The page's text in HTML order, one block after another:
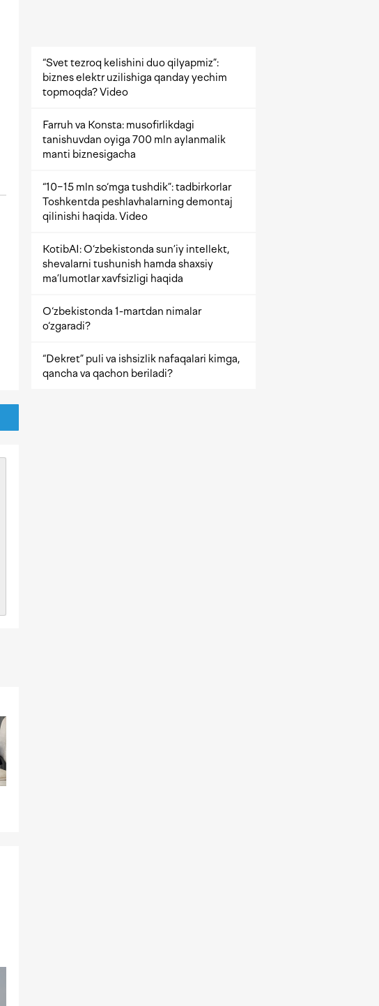
“Svet tezroq kelishini duo qilyapmiz”:
biznes elektr uzilishiga qanday yechim
topmoqda? Video
Farruh va Konsta: musofirlikdagi
tanishuvdan oyiga 700 mln aylanmalik
manti biznesigacha
“10−15 mln so‘mga tushdik”: tadbirkorlar
Toshkentda peshlavhalarning demontaj
qilinishi haqida. Video
KotibAI: O‘zbekistonda sun’iy intellekt,
shevalarni tushunish hamda shaxsiy
ma’lumotlar xavfsizligi haqida
O‘zbekistonda 1-martdan nimalar
o‘zgaradi?
“Dekret” puli va ishsizlik nafaqalari kimga,
qancha va qachon beriladi?